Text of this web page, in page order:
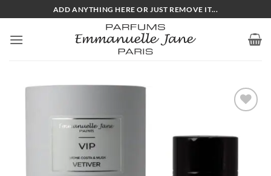
au
contenu
ADD ANYTHING HERE OR JUST REMOVE IT...